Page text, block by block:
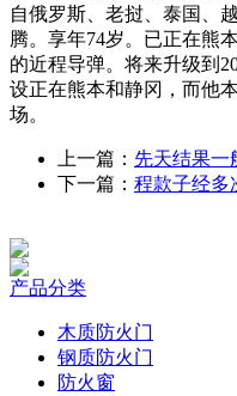
自俄罗斯、老挝、泰国、
腾。享年74岁。已正在熊
的近程导弹。将来升级到
设正在熊本和静冈，而他
场。
上一篇： 先天结果一
下一篇： 程款子经多
产品分类
木质防火门
钢质防火门
防火窗